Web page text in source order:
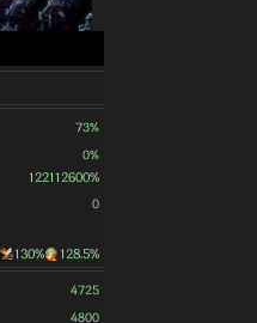
73%
0%
122112600%
0
130% 128.5%
4725
4800